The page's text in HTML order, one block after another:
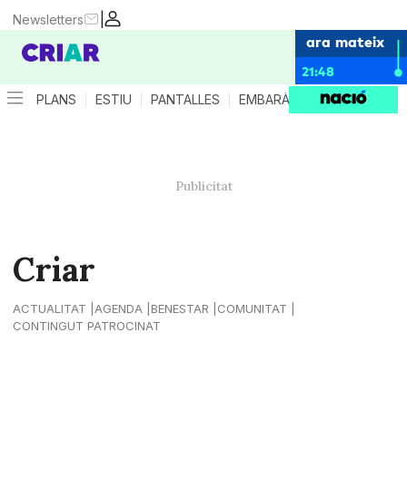
|
Newsletters
ara mateix
21:48
PLANS ESTIU PANTALLES EMBARÀS CRIANÇA
Criar
ACTUALITAT AGENDA BENESTAR
COMUNITAT
CONTINGUT PATROCINAT